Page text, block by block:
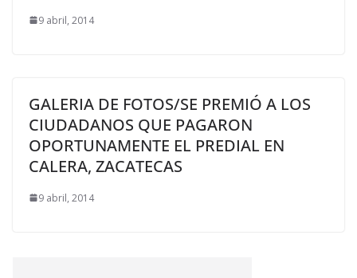
9 abril, 2014
GALERIA DE FOTOS/SE PREMIÓ A LOS
CIUDADANOS QUE PAGARON
OPORTUNAMENTE EL PREDIAL EN
CALERA, ZACATECAS
9 abril, 2014